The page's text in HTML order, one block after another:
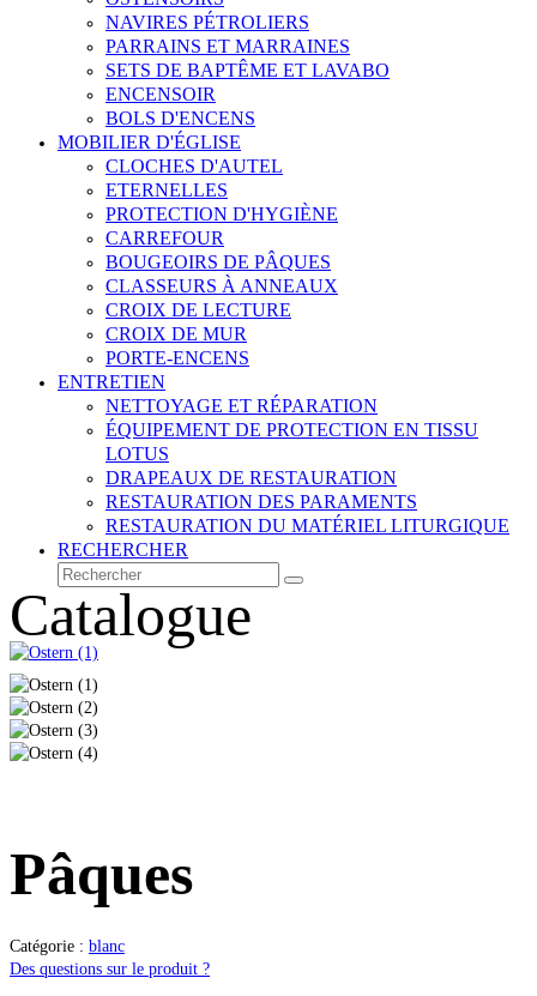
NAVIRES PÉTROLIERS
PARRAINS ET MARRAINES
SETS DE BAPTÊME ET LAVABO
ENCENSOIR
BOLS D'ENCENS
MOBILIER D'ÉGLISE
CLOCHES D'AUTEL
ETERNELLES
PROTECTION D'HYGIÈNE
CARREFOUR
BOUGEOIRS DE PÂQUES
CLASSEURS À ANNEAUX
CROIX DE LECTURE
CROIX DE MUR
PORTE-ENCENS
ENTRETIEN
NETTOYAGE ET RÉPARATION
ÉQUIPEMENT DE PROTECTION EN TISSU
LOTUS
DRAPEAUX DE RESTAURATION
RESTAURATION DES PARAMENTS
RESTAURATION DU MATÉRIEL LITURGIQUE
RECHERCHER
Rechercher
Envoyer
Catalogue
Pâques
Catégorie : blanc
Des questions sur le produit ?